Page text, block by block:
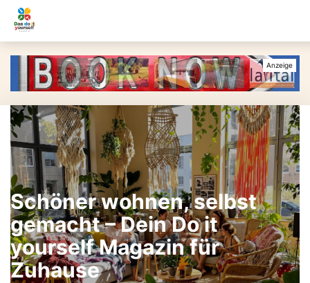
Schöner wohnen, selbst
gemacht – Dein Do it
yourself Magazin für
Zuhause